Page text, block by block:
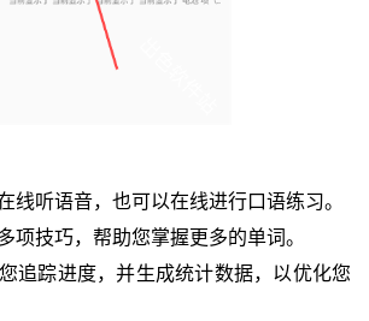
线听语音，也可以在线进行口语练习。
项技巧，帮助您掌握更多的单词。
追踪进度，并生成统计数据，以优化您